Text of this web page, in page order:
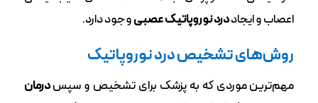
اعصاب و ایجاددرد نوروپاتیک عصبیوجود دارد.
روش‌های تشخیص درد نوروپاتیک
مهم‌ترین موردی که به پزشک برای تشخیص و سپسدرمان